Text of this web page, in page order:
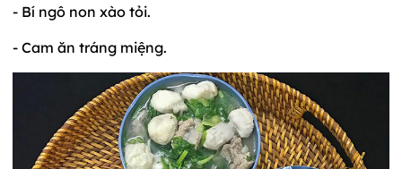
- Bí ngô non xào tỏi.
- Cam ăn tráng miệng.